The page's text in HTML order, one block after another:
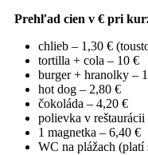
Prehľad cien v € pri
chlieb – 1,30 €
tortilla + cola – 10 €
burger + hranolky –
hot dog – 2,80 €
čokoláda – 4,20 €
polievka v reštaurácii
1 magnetka – 6,40 €
WC na plážach (platí